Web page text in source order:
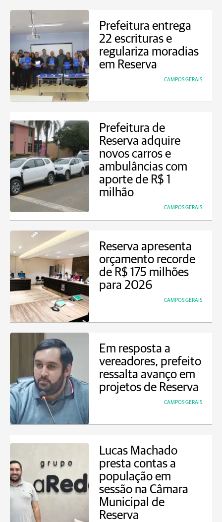
Prefeitura entrega
22 escrituras e
regulariza moradias
em Reserva
CAMPOS GERAIS
Prefeitura de
Reserva adquire
novos carros e
ambulâncias com
aporte de R$ 1
milhão
CAMPOS GERAIS
Reserva apresenta
orçamento recorde
de R$ 175 milhões
para 2026
CAMPOS GERAIS
Em resposta a
vereadores, prefeito
ressalta avanço em
projetos de Reserva
CAMPOS GERAIS
Lucas Machado
presta contas a
população em
sessão na Câmara
Municipal de
Reserva